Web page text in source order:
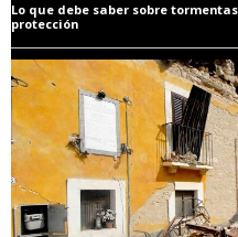
Lo que debe saber sobre
protección